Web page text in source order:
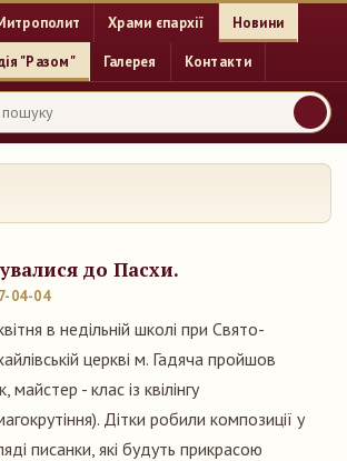
Храми єпархії Новини
"Разом" Галерея Контакти
до Пасхи.
04-04
в недільній школі при Свято-
церкві м. Гадяча пройшов
майстер - клас із квілінгу
Дітки робили композиції у
писанки, які будуть прикрасою